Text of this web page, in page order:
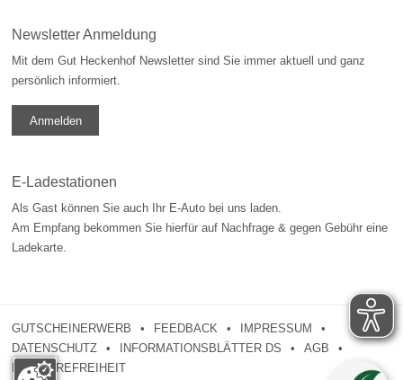
Newsletter Anmeldung
Mit dem Gut Heckenhof Newsletter sind Sie immer aktuell und ganz
persönlich informiert.
Anmelden
E-Ladestationen
Als Gast können Sie auch Ihr E-Auto bei uns laden.
Am Empfang bekommen Sie hierfür auf Nachfrage & gegen Gebühr eine
Ladekarte.
GUTSCHEINERWERB FEEDBACK
IMPRESSUM
DATENSCHUTZ
INFORMATIONSBLÄTTER DS
AGB
BARRIEREFREIHEIT